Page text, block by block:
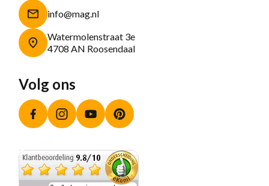
info@mag.nl
Watermolenstraat 3e
4708 AN Roosendaal
Volg ons
FacebookInstagramYouTube